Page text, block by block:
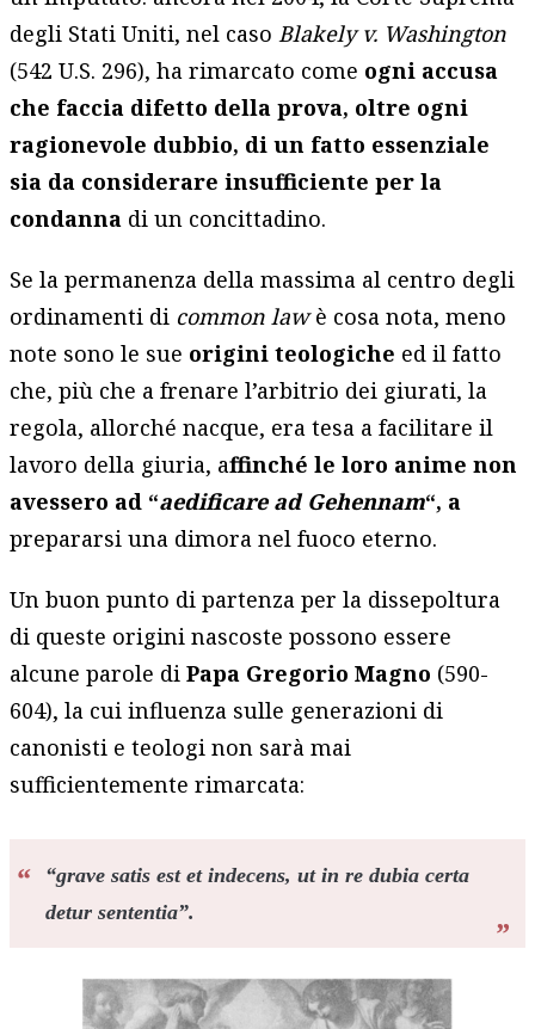
degli Stati Uniti, nel caso Blakely v. Washington
(542 U.S. 296), ha rimarcato come ogni accusa
che faccia difetto della prova, oltre ogni
ragionevole dubbio, di un fatto essenziale
sia da considerare insufficiente per la
condanna di un concittadino.
Se la permanenza della massima al centro degli
ordinamenti di common lawè cosa nota, meno
note sono le sue origini teologiche ed il fatto
che, più che a frenare l’arbitrio dei giurati, la
regola, allorché nacque, era tesa a facilitare il
lavoro della giuria, affinché le loro anime non
avessero ad “aedificare ad Gehennam“, a
prepararsi una dimora nel fuoco eterno.
Un buon punto di partenza per la dissepoltura
di queste origini nascoste possono essere
alcune parole diPapa Gregorio Magno (590-
604), la cui influenza sulle generazioni di
canonisti e teologi non sarà mai
sufficientemente rimarcata:
“grave satis est et indecens, ut in re dubia certa
detur sententia”.